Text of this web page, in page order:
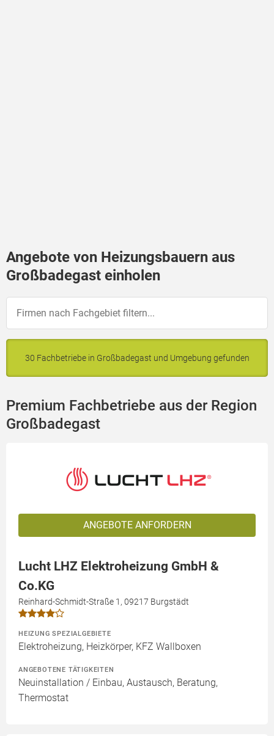
Angebote von Heizungsbauern aus
Großbadegast einholen
30 Fachbetriebe in Großbadegast und Umgebung gefunden
Premium Fachbetriebe aus der Region
Großbadegast
ANGEBOTE ANFORDERN
Lucht LHZ Elektroheizung GmbH &
Co.KG
Reinhard-Schmidt-Straße 1, 09217 Burgstädt
HEIZUNG SPEZIALGEBIETE
Elektroheizung, Heizkörper, KFZ Wallboxen
ANGEBOTENE TÄTIGKEITEN
Neuinstallation / Einbau, Austausch, Beratung,
Thermostat